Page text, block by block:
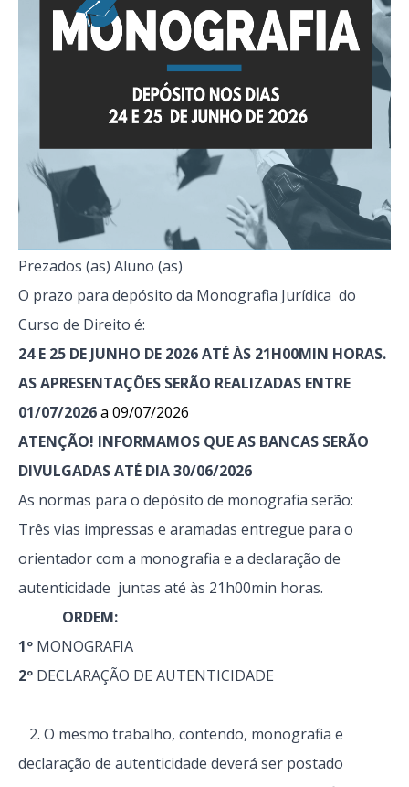
Prezados (as) Aluno (as)
O prazo para depósito da Monografia Jurídica do
Curso de Direito é:
24 E 25 DE JUNHO DE 2026 ATÉ ÀS 21H00MIN HORAS.
AS APRESENTAÇÕES SERÃO REALIZADAS ENTRE
01/07/2026a 09/07/2026
ATENÇÃO! INFORMAMOS QUE AS BANCAS SERÃO
DIVULGADAS ATÉ DIA 30/06/2026
As normas para o depósito de monografia serão:
Três vias impressas e aramadas entregue para o
orientador com a monografia e a declaração de
autenticidade juntas até às 21h00min horas.
ORDEM:
1º MONOGRAFIA
2º DECLARAÇÃO DE AUTENTICIDADE
2. O mesmo trabalho, contendo, monografia e
declaração de autenticidade deverá ser postado